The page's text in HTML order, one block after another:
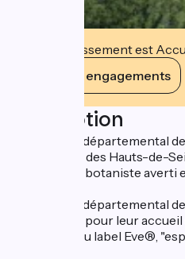
Cet établissement est
Voir ses engagements
Description
Le domaine départemental
de la culture des Hauts-de-
l'homme, du botaniste
Le domaine départemental
histoire que pour leur
également du label Eve®,